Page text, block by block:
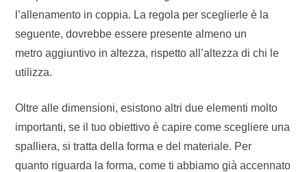
l’allenamento in coppia. La regola per sceglierle è la
seguente, dovrebbe essere presente almeno un
metro aggiuntivo in altezza, rispetto all’altezza di chi le
utilizza.
Oltre alle dimensioni, esistono altri due elementi molto
importanti, se il tuo obiettivo è capire come scegliere una
spalliera, si tratta della forma e del materiale. Per
quanto riguarda la forma, come ti abbiamo già accennato